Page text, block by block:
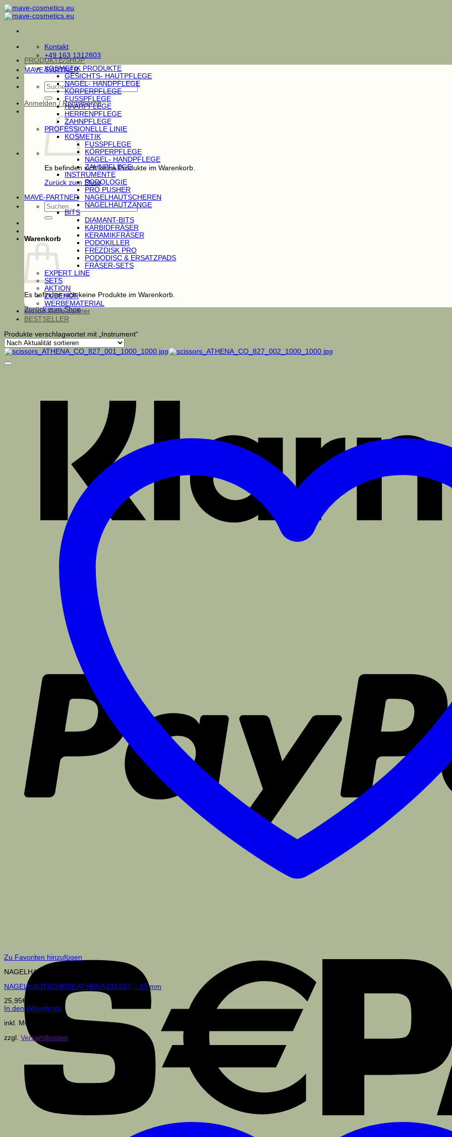
Zum
Inhalt
springen
Kontakt
+49 163 1312803
MAVE-PARTNER
Suchen
nach:
Anmelden / Registrieren
Es befinden sich keine Produkte im Warenkorb.
Zurück zum Shop
MAVE-PARTNER
Suchen
nach:
Warenkorb
Es befinden sich keine Produkte im Warenkorb.
Zurück zum Shop
PRODUKTE/SHOP
KOSMETIK PRODUKTE
GESICHTS- HAUTPFLEGE
NAGEL- HANDPFLEGE
KÖRPERPFLEGE
FUSSPFLEGE
HAARPFLEGE
HERRENPFLEGE
ZAHNPFLEGE
PROFESSIONELLE LINIE
KOSMETIK
FUSSPFLEGE
KÖRPERPFLEGE
NAGEL- HANDPFLEGE
ZAHNPFLEGE
INSTRUMENTE
PODOLOGIE
PRO PUSHER
NAGELHAUTSCHEREN
NAGELHAUTZANGE
BITS
DIAMANT-BITS
KARBIDFRÄSER
KERAMIKFRÄSER
PODOKILLER
FREZDISK PRO
PODODISC & ERSATZPADS
FRÄSER-SETS
EXPERT LINE
SETS
AKTION
ZUBEHÖR
WERBEMATERIAL
Werde Mave partner
BESTSELLER
Produkte verschlagwortet mit „Instrument“
Zu Favoriten hinzufügen
NAGELHAUTSCHEREN
NAGELHAUTSCHERE ATHENA CO 827 – 19 mm
25,95€
In den Warenkorb
inkl. MwSt.
zzgl. Versandkosten